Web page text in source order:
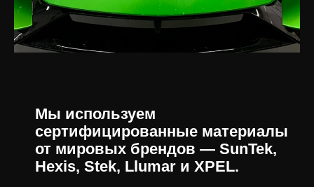
Мы используем
сертифицированные материалы
от мировых брендов — SunTek,
Hexis, Stek, Llumar и XPEL.